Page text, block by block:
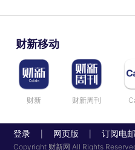
品牌“NITORI宜得利”。
又如很多跨界品牌
江湖人称“咋啦轰”的
养猪、也不专心搞音乐的
作，做起了家居样板房“
财新移动
财新 财新周刊
登录 网页版 订阅电邮
Copyright 财新网 All Rights